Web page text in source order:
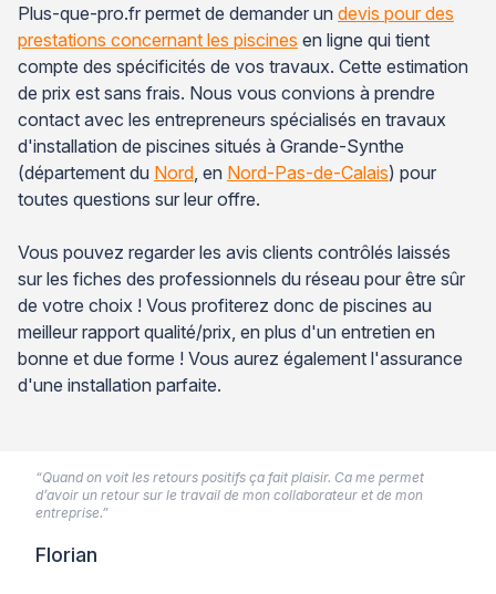
Plus-que-pro.fr permet de demander un devis pour des
prestations concernant les piscines en ligne qui tient
compte des spécificités de vos travaux. Cette estimation
de prix est sans frais. Nous vous convions à prendre
contact avec les entrepreneurs spécialisés en travaux
d'installation de piscines situés à Grande-Synthe
(département du Nord , en Nord-Pas-de-Calais) pour
toutes questions sur leur offre.
Vous pouvez regarder les avis clients contrôlés laissés
sur les fiches des professionnels du réseau pour être sûr
de votre choix ! Vous profiterez donc de piscines au
meilleur rapport qualité/prix, en plus d'un entretien en
bonne et due forme ! Vous aurez également l'assurance
d'une installation parfaite.
“Quand on voit les retours positifs ça fait plaisir. Ca me permet
d’avoir un retour sur le travail de mon collaborateur et de mon
entreprise.”
Florian